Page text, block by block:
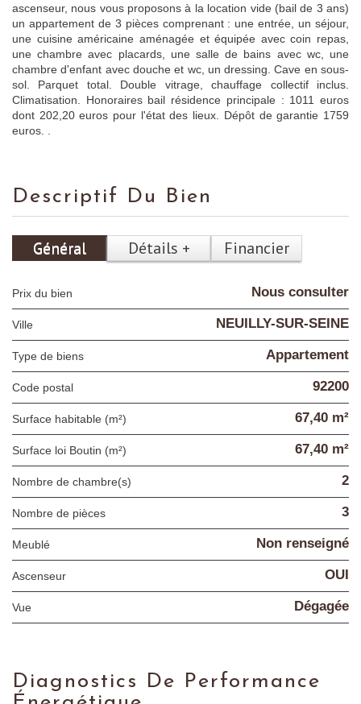
ascenseur, nous vous proposons à la location vide (bail de 3 ans)
un appartement de 3 pièces comprenant : une entrée, un séjour,
une cuisine américaine aménagée et équipée avec coin repas,
une chambre avec placards, une salle de bains avec wc, une
chambre d'enfant avec douche et wc, un dressing. Cave en sous-
sol. Parquet total. Double vitrage, chauffage collectif inclus.
Climatisation. Honoraires bail résidence principale : 1011 euros
dont 202,20 euros pour l'état des lieux. Dépôt de garantie 1759
euros. .
Descriptif Du Bien
Général Détails + Financier
Prix du bien Nous consulter
Ville NEUILLY-SUR-SEINE
Type de biens Appartement
Code postal 92200
Surface habitable (m²) 67,40 m²
Surface loi Boutin (m²) 67,40 m²
Nombre de chambre(s) 2
Nombre de pièces 3
Meublé Non renseigné
Ascenseur OUI
Vue Dégagée
Diagnostics De Performance